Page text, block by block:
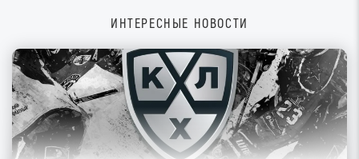
ИНТЕРЕСНЫЕ НОВОСТИ